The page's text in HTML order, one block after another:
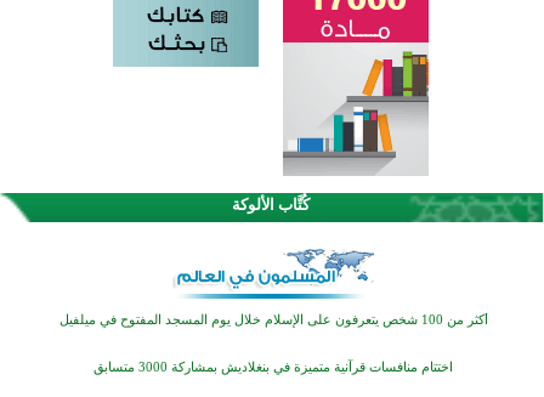
كُتَّاب الألوكة
القرآن والتربية في صدارة البرامج الصيفية للمسلمين في بينزا وساراتوف وموردوفيا هذا العام